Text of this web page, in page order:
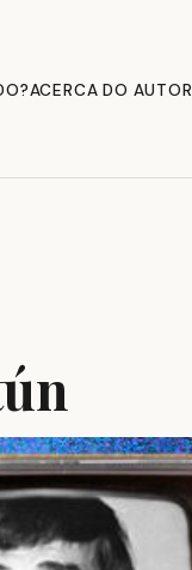
ACERCA DO AUTOR